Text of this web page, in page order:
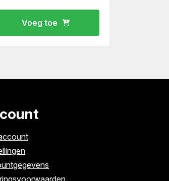
Voeg toe